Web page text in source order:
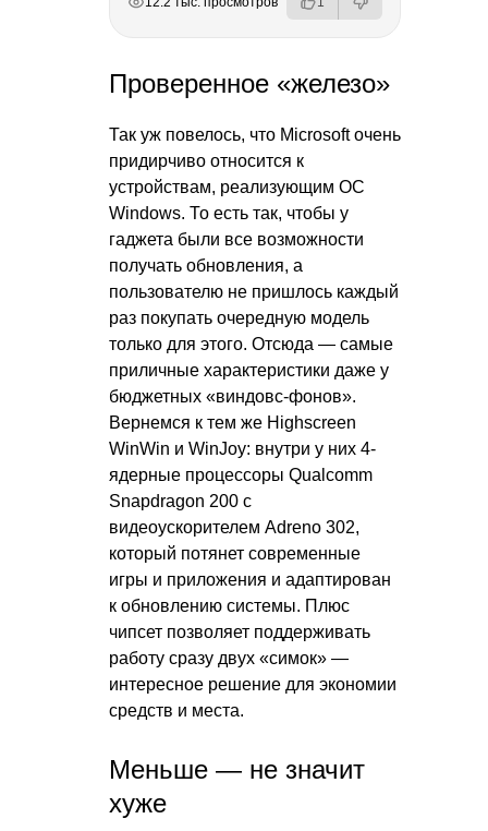
Проверенное «железо»
Так уж повелось, что Microsoft очень
придирчиво относится к
устройствам, реализующим ОС
Windows. То есть так, чтобы у
гаджета были все возможности
получать обновления, а
пользователю не пришлось каждый
раз покупать очередную модель
только для этого. Отсюда — самые
приличные характеристики даже у
бюджетных «виндовс-фонов».
Вернемся к тем же Highscreen
WinWin и WinJoy: внутри у них 4-
ядерные процессоры Qualcomm
Snapdragon 200 с
видеоускорителем Adreno 302,
который потянет современные
игры и приложения и адаптирован
к обновлению системы. Плюс
чипсет позволяет поддерживать
работу сразу двух «симок» —
интересное решение для экономии
средств и места.
Меньше — не значит
хуже